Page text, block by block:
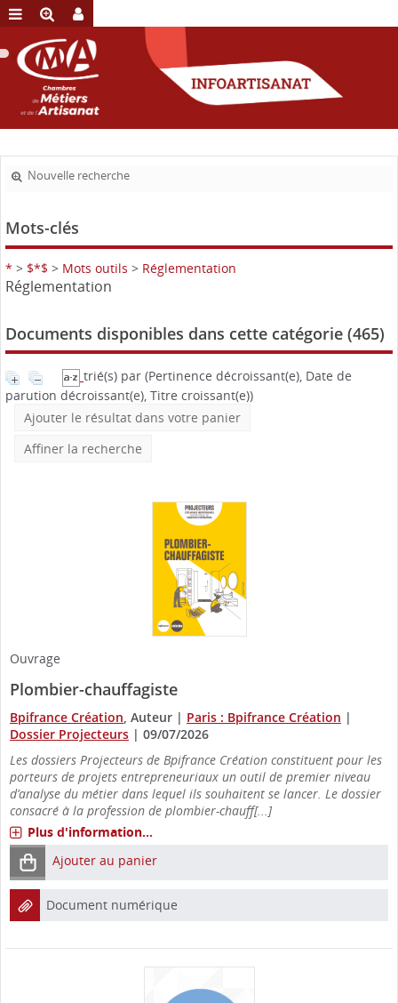
Nouvelle recherche
Mots-clés
* > $*$ > Mots outils > Réglementation
Réglementation
Documents disponibles dans cette catégorie (465)
trié(s) par (Pertinence décroissant(e), Date de
parution décroissant(e), Titre croissant(e))
Ajouter le résultat dans votre panier
Affiner la recherche
Ouvrage
Plombier-chauffagiste
Bpifrance Création , Auteur | Paris : Bpifrance Création |
Dossier Projecteurs | 09/07/2026
Les dossiers Projecteurs de Bpifrance Création constituent pour les
porteurs de projets entrepreneuriaux un outil de premier niveau
d’analyse du métier dans lequel ils souhaitent se lancer. Le dossier
consacré à la profession de plombier-chauff[...]
Plus d'information...
Ajouter au panier
Document numérique